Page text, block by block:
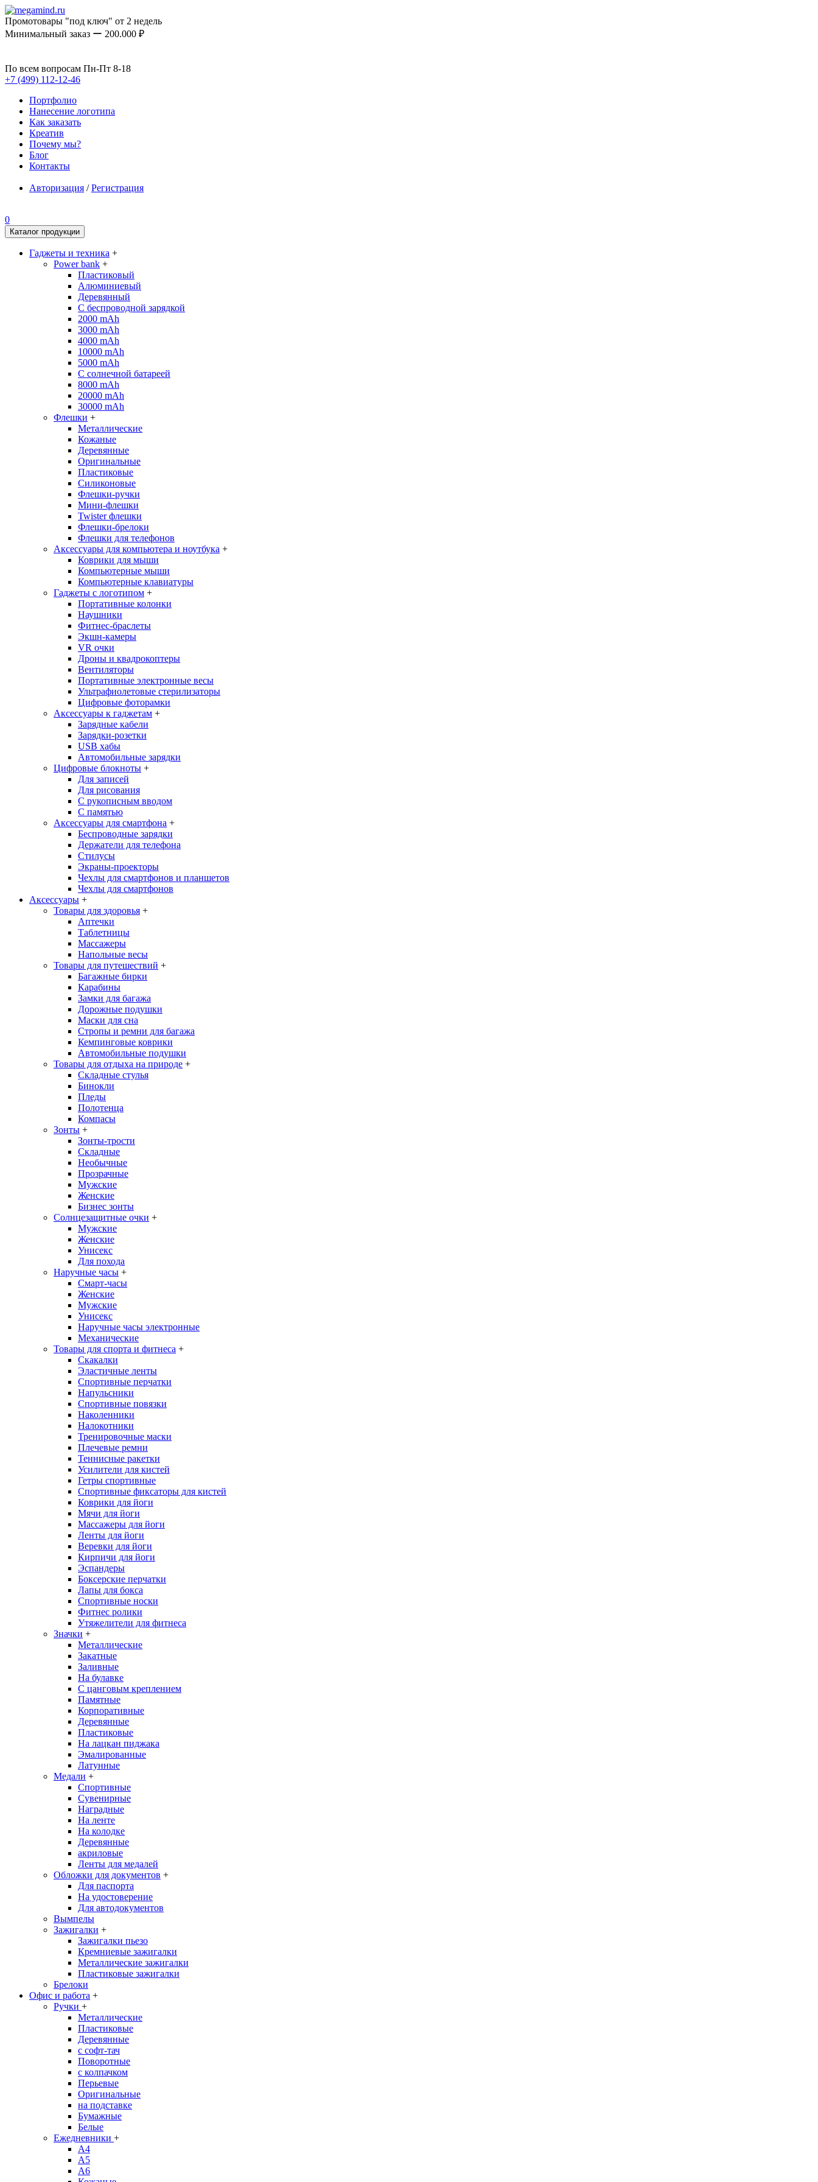
Промотовары "под ключ" от 2 недель
Минимальный заказ ー 200.000 ₽
По всем вопросам Пн-Пт 8-18
+7 (499) 112-12-46
Портфолио
Нанесение логотипа
Как заказать
Креатив
Почему мы?
Блог
Контакты
Авторизация /Регистрация
0
Каталог продукции
Гаджеты и техника +
Power bank +
Пластиковый
Алюминиевый
Деревянный
С беспроводной зарядкой
2000 mAh
3000 mAh
4000 mAh
10000 mAh
5000 mAh
С солнечной батареей
8000 mAh
20000 mAh
30000 mAh
Флешки +
Металлические
Кожаные
Деревянные
Оригинальные
Пластиковые
Силиконовые
Флешки-ручки
Мини-флешки
Twister флешки
Флешки-брелоки
Флешки для телефонов
Аксессуары для компьютера и ноутбука +
Коврики для мыши
Компьютерные мыши
Компьютерные клавиатуры
Гаджеты с логотипом +
Портативные колонки
Наушники
Фитнес-браслеты
Экшн-камеры
VR очки
Дроны и квадрокоптеры
Вентиляторы
Портативные электронные весы
Ультрафиолетовые стерилизаторы
Цифровые фоторамки
Аксессуары к гаджетам +
Зарядные кабели
Зарядки-розетки
USB хабы
Автомобильные зарядки
Цифровые блокноты +
Для записей
Для рисования
С рукописным вводом
С памятью
Аксессуары для смартфона +
Беспроводные зарядки
Держатели для телефона
Стилусы
Экраны-проекторы
Чехлы для смартфонов и планшетов
Чехлы для смартфонов
Аксессуары +
Товары для здоровья +
Аптечки
Таблетницы
Массажеры
Напольные весы
Товары для путешествий +
Багажные бирки
Карабины
Замки для багажа
Дорожные подушки
Маски для сна
Стропы и ремни для багажа
Кемпинговые коврики
Автомобильные подушки
Товары для отдыха на природе +
Складные стулья
Бинокли
Пледы
Полотенца
Компасы
Зонты +
Зонты-трости
Складные
Необычные
Прозрачные
Мужские
Женские
Бизнес зонты
Солнцезащитные очки +
Мужские
Женские
Унисекс
Для похода
Наручные часы +
Смарт-часы
Женские
Мужские
Унисекс
Наручные часы электронные
Механические
Товары для спорта и фитнеса +
Скакалки
Эластичные ленты
Спортивные перчатки
Напульсники
Спортивные повязки
Наколенники
Налокотники
Тренировочные маски
Плечевые ремни
Теннисные ракетки
Усилители для кистей
Гетры спортивные
Спортивные фиксаторы для кистей
Коврики для йоги
Мячи для йоги
Массажеры для йоги
Ленты для йоги
Веревки для йоги
Кирпичи для йоги
Эспандеры
Боксерские перчатки
Лапы для бокса
Спортивные носки
Фитнес ролики
Утяжелители для фитнеса
Значки +
Металлические
Закатные
Заливные
На булавке
С цанговым креплением
Памятные
Корпоративные
Деревянные
Пластиковые
На лацкан пиджака
Эмалированные
Латунные
Медали +
Спортивные
Сувенирные
Наградные
На ленте
На колодке
Деревянные
акриловые
Ленты для медалей
Обложки для документов +
Для паспорта
На удостоверение
Для автодокументов
Вымпелы
Зажигалки +
Зажигалки пьезо
Кремниевые зажигалки
Металлические зажигалки
Пластиковые зажигалки
Брелоки
Офис и работа +
Ручки +
Металлические
Пластиковые
Деревянные
с софт-тач
Поворотные
с колпачком
Перьевые
Оригинальные
на подставке
Бумажные
Белые
Ежедневники +
A4
A5
A6